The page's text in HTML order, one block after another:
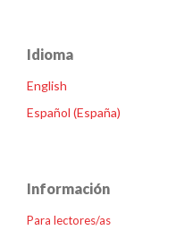
Idioma
English
Español (España)
Información
Para lectores/as